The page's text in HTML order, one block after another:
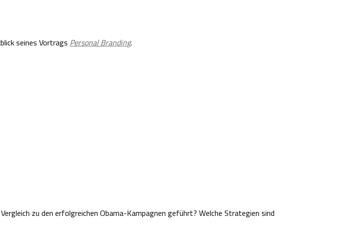
seines Vortrags Personal Branding.
zu den erfolgreichen Obama-Kampagnen geführt? Welche Strategien sind